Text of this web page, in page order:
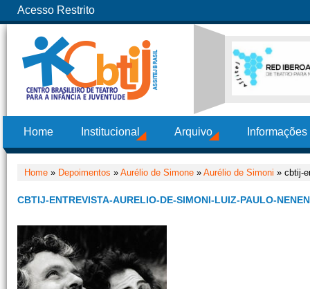
Acesso Restrito
Home Institucional Arquivo
Home » Depoimentos » Aurélio de Simone » Aurélio de Simoni » cbtij-
CBTIJ-ENTREVISTA-AURELIO-DE-SIMONI-LUIZ-PAULO-